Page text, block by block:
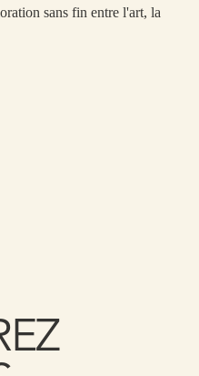
sans fin entre l'art, la